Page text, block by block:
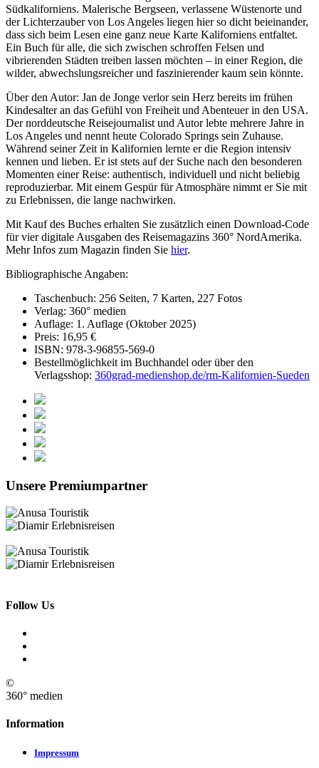
Südkaliforniens. Malerische Bergseen, verlassene Wüstenorte und
der Lichterzauber von Los Angeles liegen hier so dicht beieinander,
dass sich beim Lesen eine ganz neue Karte Kaliforniens entfaltet.
Ein Buch für alle, die sich zwischen schroffen Felsen und
vibrierenden Städten treiben lassen möchten – in einer Region, die
wilder, abwechslungsreicher und faszinierender kaum sein könnte.
Über den Autor: Jan de Jonge verlor sein Herz bereits im frühen
Kindesalter an das Gefühl von Freiheit und Abenteuer in den USA.
Der norddeutsche Reisejournalist und Autor lebte mehrere Jahre in
Los Angeles und nennt heute Colorado Springs sein Zuhause.
Während seiner Zeit in Kalifornien lernte er die Region intensiv
kennen und lieben. Er ist stets auf der Suche nach den besonderen
Momenten einer Reise: authentisch, individuell und nicht beliebig
reproduzierbar. Mit einem Gespür für Atmosphäre nimmt er Sie mit
zu Erlebnissen, die lange nachwirken.
Mit Kauf des Buches erhalten Sie zusätzlich einen Download-Code
für vier digitale Ausgaben des Reisemagazins 360° NordAmerika.
Mehr Infos zum Magazin finden Sie hier.
Bibliographische Angaben:
Taschenbuch: 256 Seiten, 7 Karten, 227 Fotos
Verlag: 360° medien
Auflage: 1. Auflage (Oktober 2025)
Preis: 16,95 €
ISBN: 978-3-96855-569-0
Bestellmöglichkeit im Buchhandel oder über den
Verlagsshop: 360grad-medienshop.de/rm-Kalifornien-Sueden
Unsere Premiumpartner
Follow Us
©
360° medien
Information
Impressum